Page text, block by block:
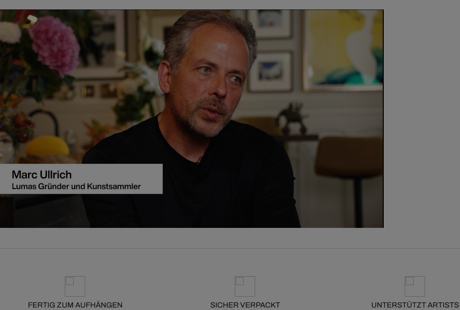
FERTIG ZUM AUFHÄNGEN
SICHER VERPACKT
UNTERSTÜTZT ARTISTS